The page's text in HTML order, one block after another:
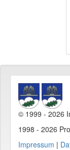
© 1999 - 2026
1998 - 2026
Impressum |